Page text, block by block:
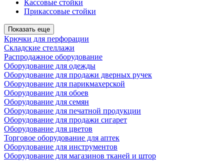
Кассовые стойки
Прикассовые стойки
Показать еще
Крючки для перфорации
Складские стеллажи
Распродажное оборудование
Оборудование для одежды
Оборудование для продажи дверных ручек
Оборудование для парикмахерской
Оборудование для обоев
Оборудование для семян
Оборудование для печатной продукции
Оборудование для продажи сигарет
Оборудование для цветов
Торговое оборудование для аптек
Оборудование для инструментов
Оборудование для магазинов тканей и штор